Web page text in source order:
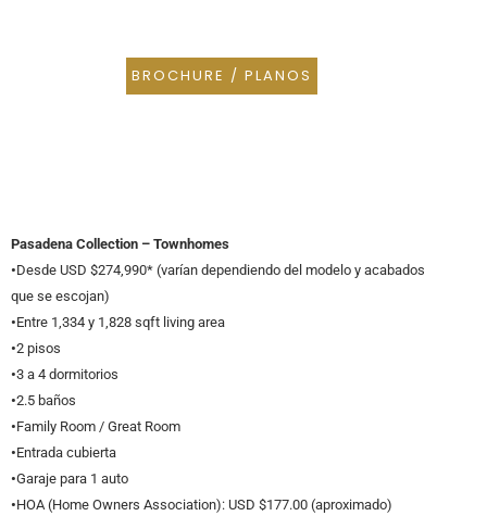
BROCHURE / PLANOS
Pasadena Collection – Townhomes
•Desde USD $274,990* (varían dependiendo del modelo y acabados
que se escojan)
•Entre 1,334 y 1,828 sqft living area
•2 pisos
•3 a 4 dormitorios
•2.5 baños
•Family Room / Great Room
•Entrada cubierta
•Garaje para 1 auto
•HOA (Home Owners Association): USD $177.00 (aproximado)